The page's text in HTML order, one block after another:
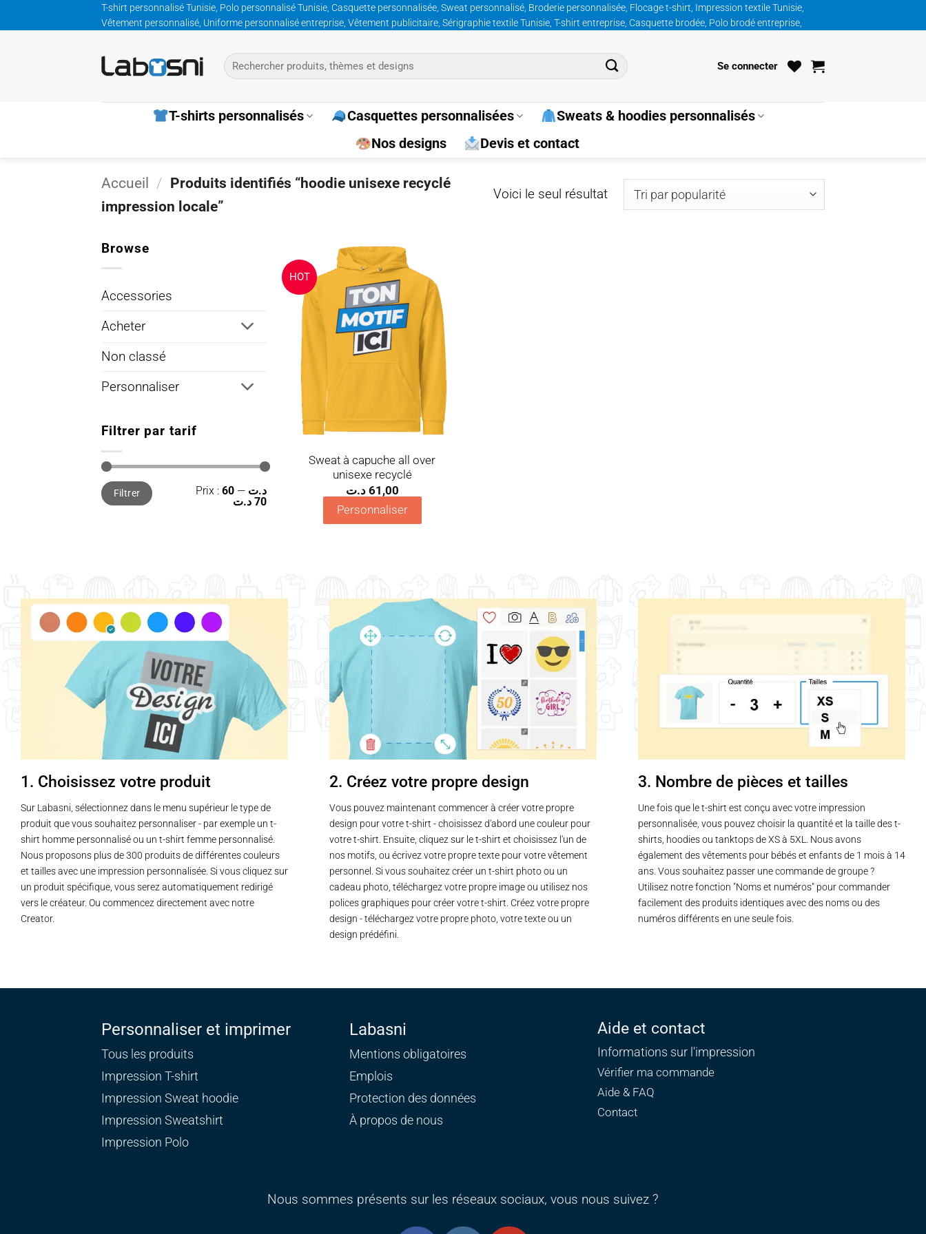
au
T-shirt personnalisé Tunisie, Polo personnalisé Tunisie, Casquette personnalisée, Sweat personnalisé, Broderie personnalisée, Flocage t-shirt, Impression textile Tunisie,
Vêtement personnalisé, Uniforme personnalisé entreprise, Vêtement publicitaire, Sérigraphie textile Tunisie, T-shirt entreprise, Casquette brodée, Polo brodé entreprise,
Recherche
pour :
Se connecter
T-shirts personnalisés Casquettes personnalisées
Sweats & hoodies personnalisés
Nos designs
Devis et contact
Accueil / Produits identifiés “hoodie unisexe recyclé
impression locale”
Voici le seul résultat
Browse
Accessories
Acheter
Non classé
Personnaliser
Filtrer par tarif
Prix
min
Prix
maxFiltrer Prix : 60 د.ت —
70 د.ت
HOT
Ajouter
à la
wishlist
Sweat à capuche all over
unisexe recyclé
61,00 د.ت
Personnaliser
1. Choisissez votre produit
Sur Labasni, sélectionnez dans le menu supérieur le type de
produit que vous souhaitez personnaliser - par exemple un t-
shirt homme personnalisé ou un t-shirt femme personnalisé.
Nous proposons plus de 300 produits de différentes couleurs
et tailles avec une impression personnalisée. Si vous cliquez sur
un produit spécifique, vous serez automatiquement redirigé
vers le créateur. Ou commencez directement avec notre
Creator.
2. Créez votre propre design
Vous pouvez maintenant commencer à créer votre propre
design pour votre t-shirt - choisissez d'abord une couleur pour
votre t-shirt. Ensuite, cliquez sur le t-shirt et choisissez l'un de
nos motifs, ou écrivez votre propre texte pour votre vêtement
personnel. Si vous souhaitez créer un t-shirt photo ou un
cadeau photo, téléchargez votre propre image ou utilisez nos
polices graphiques pour créer votre t-shirt. Créez votre propre
design - téléchargez votre propre photo, votre texte ou un
design prédéfini.
3. Nombre de pièces et tailles
Une fois que le t-shirt est conçu avec votre impression
personnalisée, vous pouvez choisir la quantité et la taille des t-
shirts, hoodies ou tanktops de XS à 5XL. Nous avons
également des vêtements pour bébés et enfants de 1 mois à 14
ans. Vous souhaitez passer une commande de groupe ?
Utilisez notre fonction "Noms et numéros" pour commander
facilement des produits identiques avec des noms ou des
numéros différents en une seule fois.
Personnaliser et imprimer
Tous les produits
Impression T-shirt
Impression Sweat hoodie
Impression Sweatshirt
Impression Polo
Labasni
Mentions obligatoires
Emplois
Protection des données
À propos de nous
Aide et contact
Informations sur l'impression
Vérifier ma commande
Aide & FAQ
Contact
Nous sommes présents sur les réseaux sociaux, vous nous suivez ?